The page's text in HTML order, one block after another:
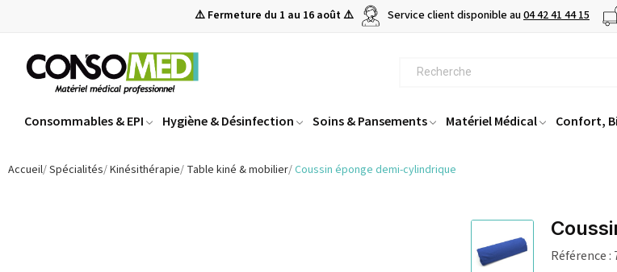
⚠️ Fermeture du 1 au 16 août ⚠️ Service client disponible au04 42 41 44 15
Consommables & EPI Hygiène & Désinfection Soins & Pansements Matériel Médical Confort,
Accueil Spécialités Kinésithérapie Table kiné & mobilier Coussin éponge demi-cylindrique
Référence :